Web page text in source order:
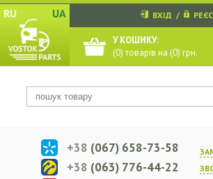
RU UA ВХІД /
У КОШИКУ:
(0) товарів на (0) грн.
+38 (067) 658-73-58
+38 (063) 776-44-22